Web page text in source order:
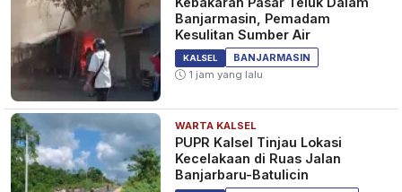
del Rey, Carvajal Akui Performa
Tim Sedang Buruk-buruknya
SPORT 6 bulan yang lalu
Valencia Lolos ke Perempat
Final Piala Raja, Taklukkan
Burgos 2-0
Banjarmasin, Pemadam
Kesulitan Sumber Air
KALSEL
BANJARMASIN
1 jam yang lalu
WARTA KALSEL
PUPR Kalsel Tinjau Lokasi
Kecelakaan di Ruas Jalan
Banjarbaru-Batulicin